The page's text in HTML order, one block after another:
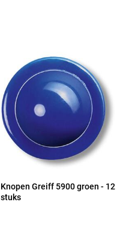
Knopen Greiff 5900 groen - 12
stuks